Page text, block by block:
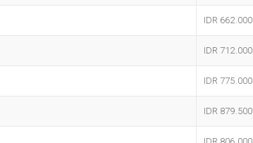
IDR 662.000
IDR 712.000
IDR 775.000
IDR 879.500